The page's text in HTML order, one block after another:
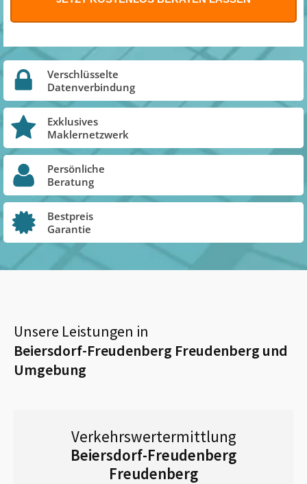
Verschlüsselte
Datenverbindung
Exklusives
Maklernetzwerk
Persönliche
Beratung
Bestpreis
Garantie
Unsere Leistungen in
Beiersdorf-Freudenberg Freudenberg und
Umgebung
Verkehrswertermittlung
Beiersdorf-Freudenberg
Freudenberg